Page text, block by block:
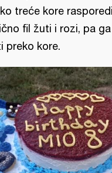
treće kore
fil žuti i rozi, pa
preko kore.